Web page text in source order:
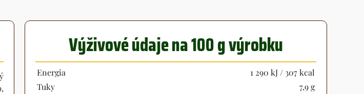
Výživové údaje na 100 g výrobku
Energia
1 290 kJ / 307 kcal
Tuky
7,9 g